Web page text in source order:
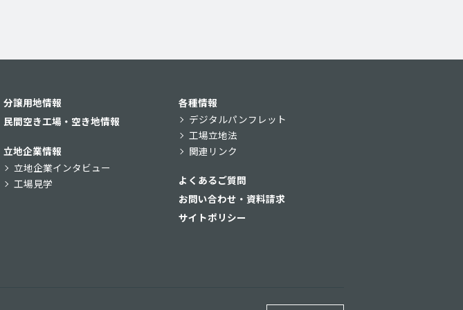
分譲用地情報
民間空き工場・空き地情報
立地企業情報
立地企業インタビュー
工場見学
各種情報
デジタルパンフレット
工場立地法
関連リンク
よくあるご質問
お問い合わせ・資料請求
サイトポリシー